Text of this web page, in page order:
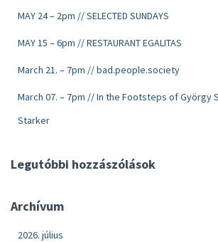
MAY 24 – 2pm // SELECTED SUNDAYS
MAY 15 – 6pm // RESTAURANT EGALITAS
March 21. – 7pm // bad.people.society
March 07. – 7pm // In the Footsteps of György
Starker
Legutóbbi hozzászólások
Archívum
2026. július